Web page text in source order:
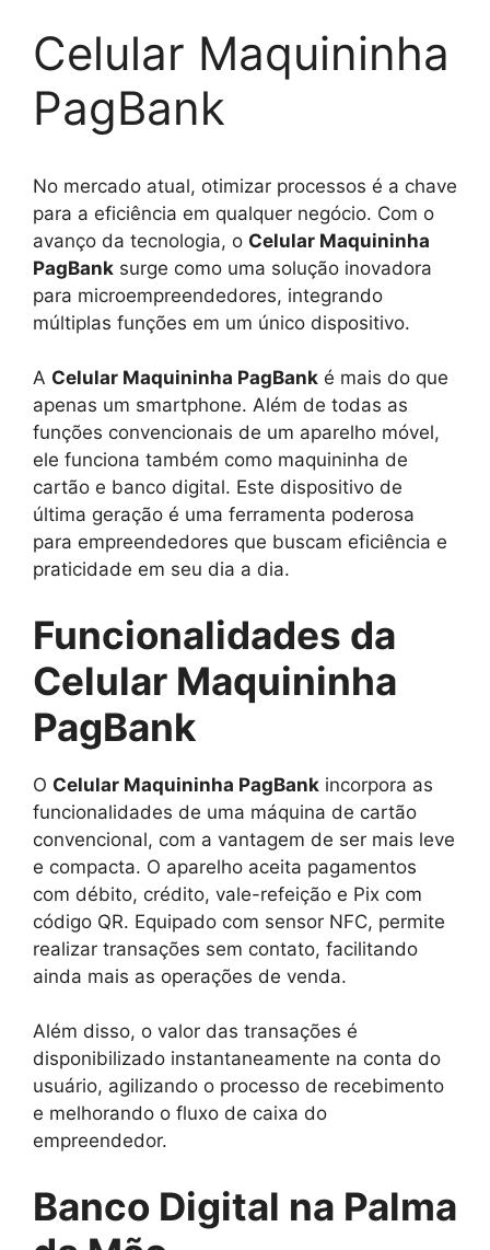
Celular Maquininha
PagBank
No mercado atual, otimizar processos é a chave
para a eficiência em qualquer negócio. Com o
avanço da tecnologia, o Celular Maquininha
PagBank surge como uma solução inovadora
para microempreendedores, integrando
múltiplas funções em um único dispositivo.
A Celular Maquininha PagBank é mais do que
apenas um smartphone. Além de todas as
funções convencionais de um aparelho móvel,
ele funciona também como maquininha de
cartão e banco digital. Este dispositivo de
última geração é uma ferramenta poderosa
para empreendedores que buscam eficiência e
praticidade em seu dia a dia.
Funcionalidades da
Celular Maquininha
PagBank
O Celular Maquininha PagBank incorpora as
funcionalidades de uma máquina de cartão
convencional, com a vantagem de ser mais leve
e compacta. O aparelho aceita pagamentos
com débito, crédito, vale-refeição e Pix com
código QR. Equipado com sensor NFC, permite
realizar transações sem contato, facilitando
ainda mais as operações de venda.
Além disso, o valor das transações é
disponibilizado instantaneamente na conta do
usuário, agilizando o processo de recebimento
e melhorando o fluxo de caixa do
empreendedor.
Banco Digital na Palma